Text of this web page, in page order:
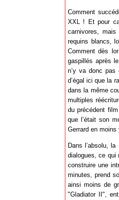
Comment
XXL ! Et pour
carnivores,
requins blancs,
Comment dès
gaspillés après
n’y va donc pas
d’égal ici que la
dans la même
multiples
du précédent
que l’était son
Gerrard en moins
Dans l’absolu,
dialogues, ce qui
construire une
minutes, prend
ainsi moins de
"Gladiator II",